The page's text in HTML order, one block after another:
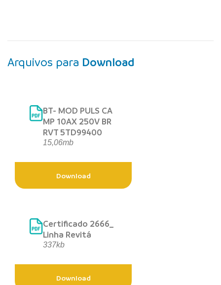
Arquivos para Download
BT- MOD PULS CA
MP 10AX 250V BR
RVT 5TD99400
15,06mb
Download
Certificado 2666_
Linha Revitá
337kb
Download